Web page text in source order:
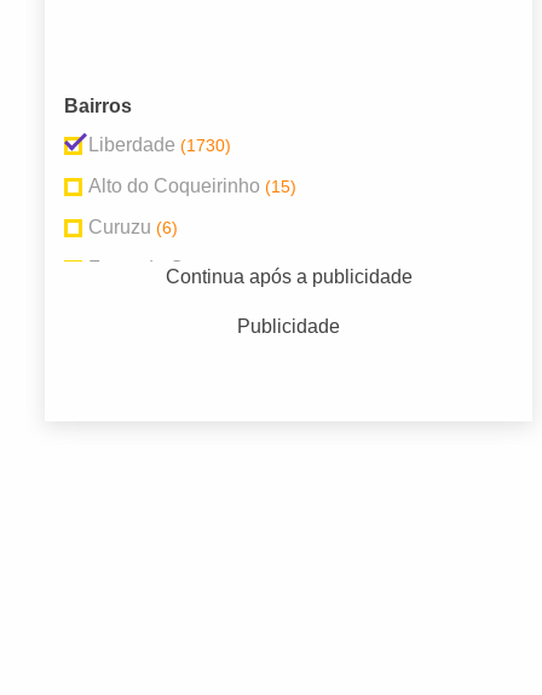
Bairros
Liberdade (1730)
Alto do Coqueirinho (15)
Curuzu (6)
Fazenda Coutos(1)
Continua após a publicidade
Publicidade